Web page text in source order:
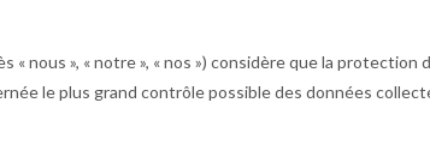
« nous », « notre », « nos ») considère que la
le plus grand contrôle possible des données